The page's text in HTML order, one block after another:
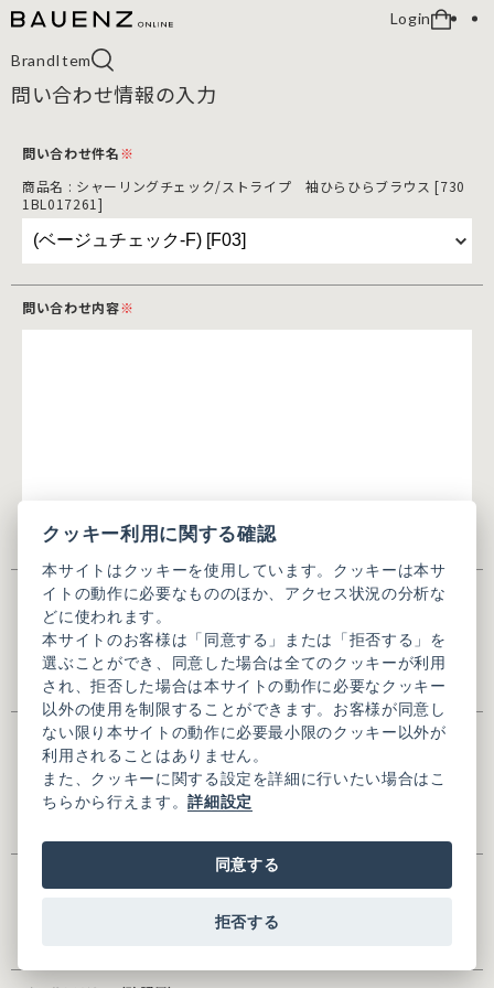
Login
BrandItem
問い合わせ情報の入力
問い合わせ件名※
商品名 : シャーリングチェック/ストライプ 袖ひらひらブラウス [730
1BL017261]
問い合わせ内容※
※ご注文に関する問い合わせは、ご注文番号をあわせてご記入くださ
い。
氏名※
※全角入力
氏名(かな)※
クッキー利用に関する確認
本サイトはクッキーを使用しています。クッキーは本サ
イトの動作に必要なもののほか、アクセス状況の分析な
どに使われます。
本サイトのお客様は「同意する」または「拒否する」を
選ぶことができ、同意した場合は全てのクッキーが利用
され、拒否した場合は本サイトの動作に必要なクッキー
以外の使用を制限することができます。お客様が同意し
ない限り本サイトの動作に必要最小限のクッキー以外が
利用されることはありません。
また、クッキーに関する設定を詳細に行いたい場合はこ
ちらから行えます。詳細設定
同意する
拒否する